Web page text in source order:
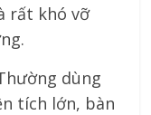
rất khó vỡ
dùng
tích lớn, bàn